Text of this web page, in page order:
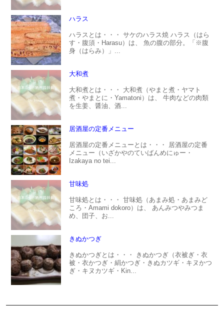
ハラス
ハラスとは・・・ サケのハラス焼 ハラス（はら
す・腹須・Harasu）は、 魚の腹の部分。「※腹
身（はらみ）」...
大和煮
大和煮とは・・・ 大和煮（やまと煮・ヤマト
煮・やまとに・Yamatoni）は、 牛肉などの肉類
を生姜、醤油、酒...
居酒屋の定番メニュー
居酒屋の定番メニューとは・・・ 居酒屋の定番
メニュー（いざかやのていばんめにゅー・
Izakaya no tei...
甘味処
甘味処とは・・・ 甘味処（あまみ処・あまみど
ころ・Amami dokoro）は、 あんみつやみつま
め、団子、お...
きぬかつぎ
きぬかつぎとは・・・ きぬかつぎ（衣被ぎ・衣
被・衣かつぎ・絹かつぎ・きぬカツギ・キヌかつ
ぎ・キヌカツギ・Kin...